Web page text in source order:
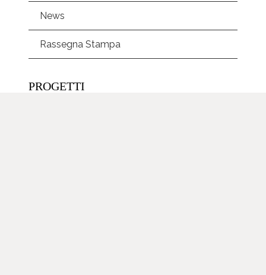
News
Rassegna Stampa
PROGETTI